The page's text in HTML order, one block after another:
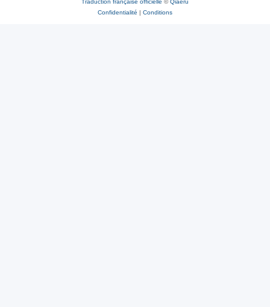
Traduction française officielle ©Qiaeru
Confidentialité | Conditions